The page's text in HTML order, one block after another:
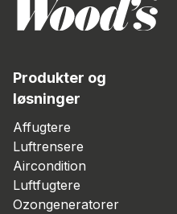
Produkter og
løsninger
Affugtere
Luftrensere
Aircondition
Luftfugtere
Ozongeneratorer